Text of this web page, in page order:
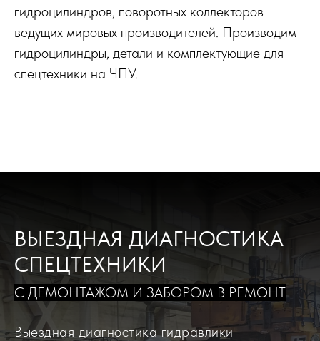
гидроцилиндров, поворотных коллекторов
ведущих мировых производителей. Производим
гидроцилиндры, детали и комплектующие для
спецтехники на ЧПУ.
ВЫЕЗДНАЯ ДИАГНОСТИКА
СПЕЦТЕХНИКИ
С ДЕМОНТАЖОМ И ЗАБОРОМ В РЕМОНТ
Выездная диагностика гидравлики